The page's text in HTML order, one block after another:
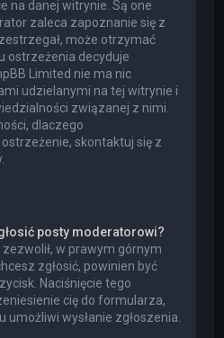
na danej witrynie. Są one
zaleca zapoznanie się z
może otrzymać
ostrzeżenia decyduje
Limited nie ma nic
udzielanymi na tej witrynie i
związanej z nimi.
dlaczego
skontaktuj się z
posty moderatorowi?
w prawym górnym
zgłosić, powinien być
Naciśnięcie tego
cię do formularza,
umożliwi wysłanie zgłoszenia.